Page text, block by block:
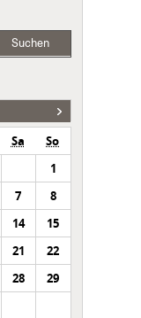
Suchen
Sa
So
1
7
8
14
15
21
22
28
29